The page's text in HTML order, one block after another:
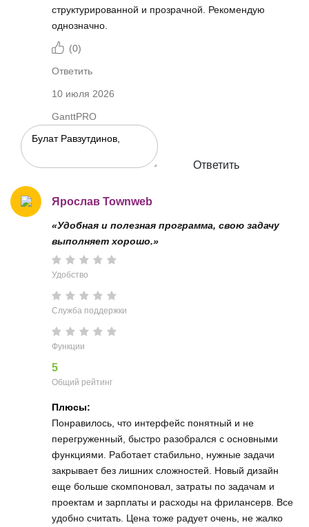
структурированной и прозрачной. Рекомендую
однозначно.
(0)
Ответить
10 июля 2026
GanttPRO
Ответить
Ярослав Townweb
«Удобная и полезная программа, свою задачу
выполняет хорошо.»
Удобство
Служба поддержки
Функции
5
Общий рейтинг
Плюсы:
Понравилось, что интерфейс понятный и не
перегруженный, быстро разобрался с основными
функциями. Работает стабильно, нужные задачи
закрывает без лишних сложностей. Новый дизайн
еще больше скомпоновал, затраты по задачам и
проектам и зарплаты и расходы на фрилансерв. Все
удобно считать. Цена тоже радует очень, не жалко